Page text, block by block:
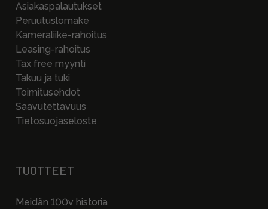
Asiakaspalautukset
Peruutuslomake
Kameraliike-rahoitus
Leasing-rahoitus
Tax free myynti
Takuu ja tuki
Toimitusehdot
Saavutettavuus
Tietosuojaseloste
TUOTTEET
Meidän 100v historia